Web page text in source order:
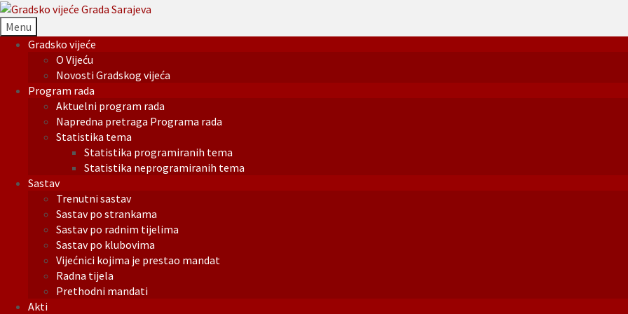
Menu
Gradsko vijeće
O Vijeću
Novosti Gradskog vijeća
Program rada
Aktuelni program rada
Napredna pretraga Programa rada
Statistika tema
Statistika programiranih tema
Statistika neprogramiranih tema
Sastav
Trenutni sastav
Sastav po strankama
Sastav po radnim tijelima
Sastav po klubovima
Vijećnici kojima je prestao mandat
Radna tijela
Prethodni mandati
Akti